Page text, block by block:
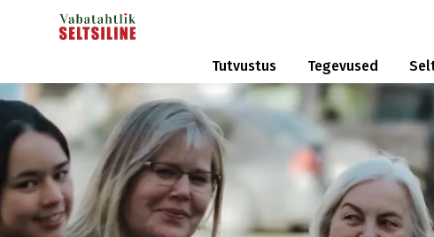
Tutvustus Tegevused